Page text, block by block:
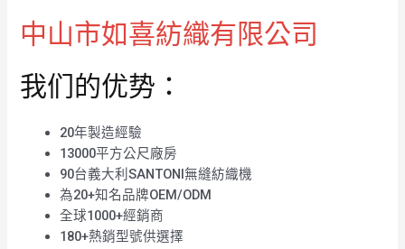
中山市如喜紡織有限公司
我们的优势：
20年製造經驗
13000平方公尺廠房
90台義大利SANTONI無縫紡織機
為20+知名品牌OEM/ODM
全球1000+經銷商
180+熱銷型號供選擇